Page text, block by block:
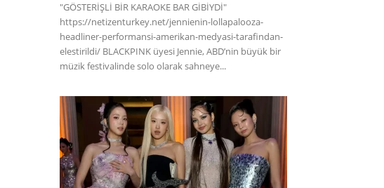
"GÖSTERİŞLİ BİR KARAOKE BAR GİBİYDİ"
https://netizenturkey.net/jennienin-lollapalooza-
headliner-performansi-amerikan-medyasi-tarafindan-
elestirildi/ BLACKPINK üyesi Jennie, ABD’nin büyük bir
müzik festivalinde solo olarak sahneye...